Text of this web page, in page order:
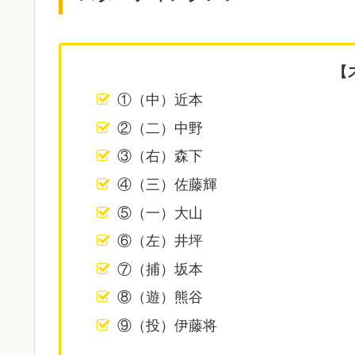
①（中）近本
②（二）中野
③（右）森下
④（三）佐藤輝
⑤（一）大山
⑥（左）井坪
⑦（捕）坂本
⑧（遊）熊谷
⑨（投）伊藤将